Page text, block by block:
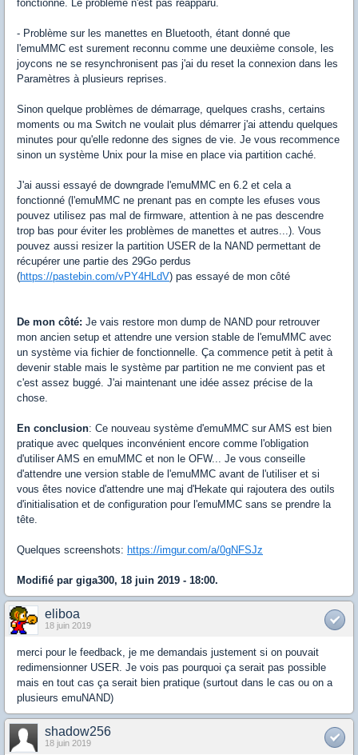
fonctionne. Le problème n'est pas réapparu.
- Problème sur les manettes en Bluetooth, étant donné que
l'emuMMC est surement reconnu comme une deuxième console, les
joycons ne se resynchronisent pas j'ai du reset la connexion dans les
Paramètres à plusieurs reprises.
Sinon quelque problèmes de démarrage, quelques crashs, certains
moments ou ma Switch ne voulait plus démarrer j'ai attendu quelques
minutes pour qu'elle redonne des signes de vie. Je vous recommence
sinon un système Unix pour la mise en place via partition caché.
J'ai aussi essayé de downgrade l'emuMMC en 6.2 et cela a
fonctionné (l'emuMMC ne prenant pas en compte les efuses vous
pouvez utilisez pas mal de firmware, attention à ne pas descendre
trop bas pour éviter les problèmes de manettes et autres...). Vous
pouvez aussi resizer la partition USER de la NAND permettant de
récupérer une partie des 29Go perdus
(https://pastebin.com/vPY4HLdV) pas essayé de mon côté
De mon côté: Je vais restore mon dump de NAND pour retrouver
mon ancien setup et attendre une version stable de l'emuMMC avec
un système via fichier de fonctionnelle. Ça commence petit à petit à
devenir stable mais le système par partition ne me convient pas et
c'est assez buggé. J'ai maintenant une idée assez précise de la
chose.
En conclusion: Ce nouveau système d'emuMMC sur AMS est bien
pratique avec quelques inconvénient encore comme l'obligation
d'utiliser AMS en emuMMC et non le OFW... Je vous conseille
d'attendre une version stable de l'emuMMC avant de l'utiliser et si
vous êtes novice d'attendre une maj d'Hekate qui rajoutera des outils
d'initialisation et de configuration pour l'emuMMC sans se prendre la
tête.
Quelques screenshots: https://imgur.com/a/0gNFSJz
Modifié par giga300, 18 juin 2019 - 18:00.
eliboa
18 juin 2019
merci pour le feedback, je me demandais justement si on pouvait
redimensionner USER. Je vois pas pourquoi ça serait pas possible
mais en tout cas ça serait bien pratique (surtout dans le cas ou on a
plusieurs emuNAND)
shadow256
18 juin 2019